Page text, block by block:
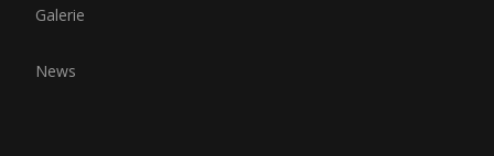
Galerie
News